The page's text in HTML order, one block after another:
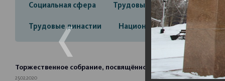
Социальная сфера Трудовые отношения
Трудовые династии Национальные проекты
Торжественное собрание, посвящённое Дню защитника
25.02.2020